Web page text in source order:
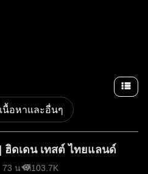
นื้อหาและอื่นๆ
ฮิดเดน เทสต์ ไทยแลนด์
73 นาที103.7K